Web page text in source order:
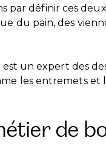
par définir ces
du pain, des
un expert des
les entremets et
de